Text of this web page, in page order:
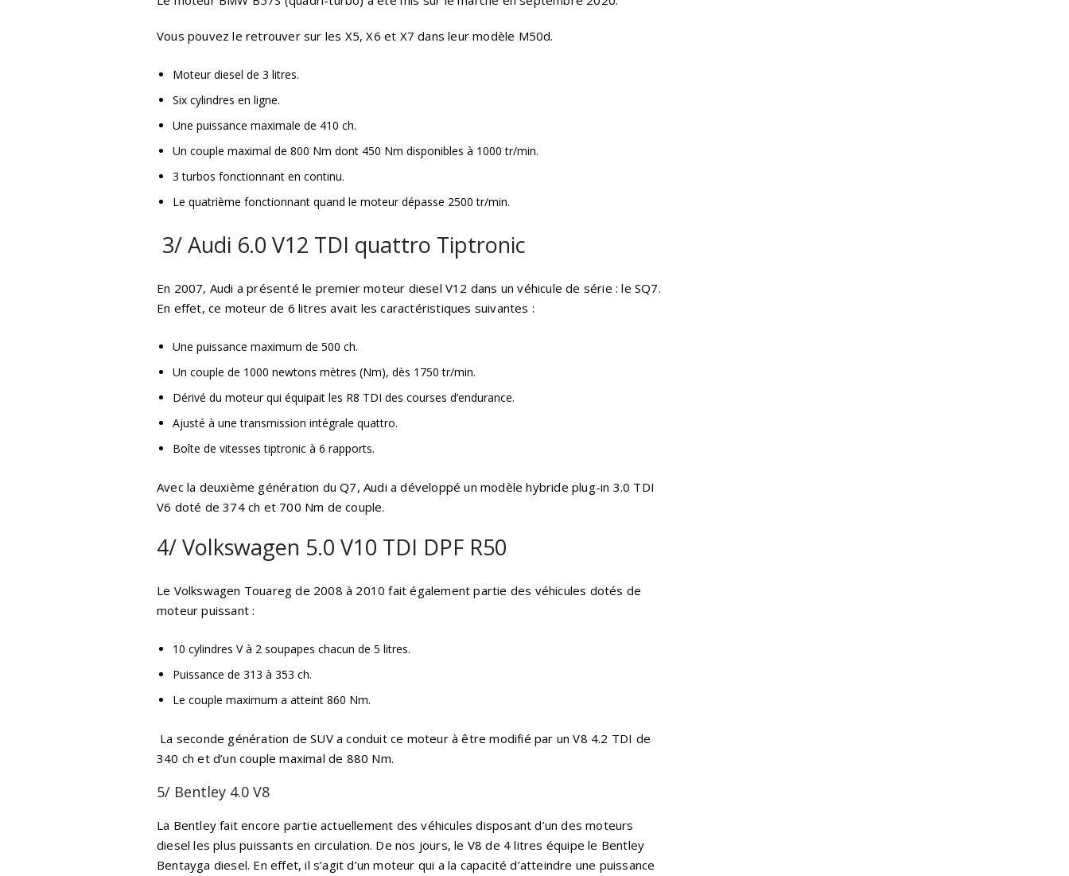
Vous pouvez le retrouver sur les X5, X6 et X7 dans leur modèle M50d.
Moteur diesel de 3 litres.
Six cylindres en ligne.
Une puissance maximale de 410 ch.
Un couple maximal de 800 Nm dont 450 Nm disponibles à 1000 tr/min.
3 turbos fonctionnant en continu.
Le quatrième fonctionnant quand le moteur dépasse 2500 tr/min.
3/ Audi 6.0 V12 TDI quattro Tiptronic
En 2007, Audi a présenté le premier moteur diesel V12 dans un véhicule de série : le SQ7.
En effet, ce moteur de 6 litres avait les caractéristiques suivantes :
Une puissance maximum de 500 ch.
Un couple de 1000 newtons mètres (Nm), dès 1750 tr/min.
Dérivé du moteur qui équipait les R8 TDI des courses d’endurance.
Ajusté à une transmission intégrale quattro.
Boîte de vitesses tiptronic à 6 rapports.
Avec la deuxième génération du Q7, Audi a développé un modèle hybride plug-in 3.0 TDI
V6 doté de 374 ch et 700 Nm de couple.
4/ Volkswagen 5.0 V10 TDI DPF R50
Le Volkswagen Touareg de 2008 à 2010 fait également partie des véhicules dotés de
moteur puissant :
10 cylindres V à 2 soupapes chacun de 5 litres.
Puissance de 313 à 353 ch.
Le couple maximum a atteint 860 Nm.
La seconde génération de SUV a conduit ce moteur à être modifié par un V8 4.2 TDI de
340 ch et d’un couple maximal de 880 Nm.
5/ Bentley 4.0 V8
La Bentley fait encore partie actuellement des véhicules disposant d’un des moteurs
diesel les plus puissants en circulation. De nos jours, le V8 de 4 litres équipe le Bentley
Bentayga diesel. En effet, il s’agit d’un moteur qui a la capacité d’atteindre une puissance